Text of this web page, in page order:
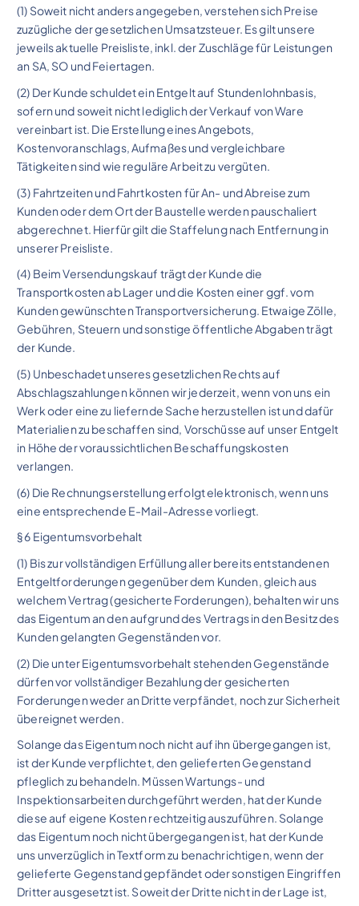
(1) Soweit nicht anders angegeben, verstehen sich Preise
zuzügliche der gesetzlichen Umsatzsteuer. Es gilt unsere
jeweils aktuelle Preisliste, inkl. der Zuschläge für Leistungen
an SA, SO und Feiertagen.
(2) Der Kunde schuldet ein Entgelt auf Stundenlohnbasis,
sofern und soweit nicht lediglich der Verkauf von Ware
vereinbart ist. Die Erstellung eines Angebots,
Kostenvoranschlags, Aufmaßes und vergleichbare
Tätigkeiten sind wie reguläre Arbeit zu vergüten.
(3) Fahrtzeiten und Fahrtkosten für An- und Abreise zum
Kunden oder dem Ort der Baustelle werden pauschaliert
abgerechnet. Hierfür gilt die Staffelung nach Entfernung in
unserer Preisliste.
(4) Beim Versendungskauf trägt der Kunde die
Transportkosten ab Lager und die Kosten einer ggf. vom
Kunden gewünschten Transportversicherung. Etwaige Zölle,
Gebühren, Steuern und sonstige öffentliche Abgaben trägt
der Kunde.
(5) Unbeschadet unseres gesetzlichen Rechts auf
Abschlagszahlungen können wir jederzeit, wenn von uns ein
Werk oder eine zu liefernde Sache herzustellen ist und dafür
Materialien zu beschaffen sind, Vorschüsse auf unser Entgelt
in Höhe der voraussichtlichen Beschaffungskosten
verlangen.
(6) Die Rechnungserstellung erfolgt elektronisch, wenn uns
eine entsprechende E-Mail-Adresse vorliegt.
§ 6 Eigentumsvorbehalt
(1) Bis zur vollständigen Erfüllung aller bereits entstandenen
Entgeltforderungen gegenüber dem Kunden, gleich aus
welchem Vertrag (gesicherte Forderungen), behalten wir uns
das Eigentum an den aufgrund des Vertrags in den Besitz des
Kunden gelangten Gegenständen vor.
(2) Die unter Eigentumsvorbehalt stehenden Gegenstände
dürfen vor vollständiger Bezahlung der gesicherten
Forderungen weder an Dritte verpfändet, noch zur Sicherheit
übereignet werden.
Solange das Eigentum noch nicht auf ihn übergegangen ist,
ist der Kunde verpflichtet, den gelieferten Gegenstand
pfleglich zu behandeln. Müssen Wartungs- und
Inspektionsarbeiten durchgeführt werden, hat der Kunde
diese auf eigene Kosten rechtzeitig auszuführen. Solange
das Eigentum noch nicht übergegangen ist, hat der Kunde
uns unverzüglich in Textform zu benachrichtigen, wenn der
gelieferte Gegenstand gepfändet oder sonstigen Eingriffen
Dritter ausgesetzt ist. Soweit der Dritte nicht in der Lage ist,